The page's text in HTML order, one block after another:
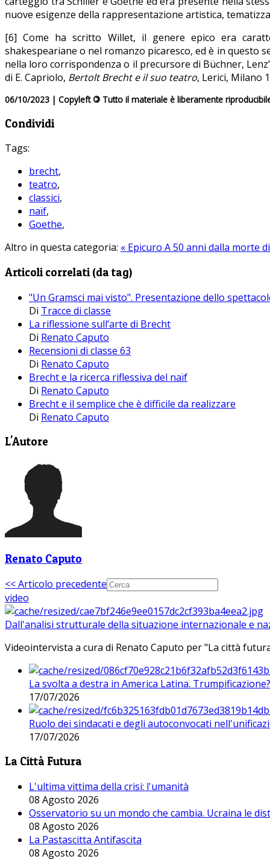
nuove esigenze della rappresentazione artistica,
[6] Come ha scritto Willet, il genere epico era
shakespeariane o nel romanzo picaresco, ed è in questo
nella loro corrispondenza o il precursore di Büchner,
di E. Capriolo, Bertolt Brecht e il suo teatro, Lerici, Milano
06/10/2023 | Copyleft © Tutto il materiale è liberamente
Condividi
Tags:
brecht,
teatro,
classici,
naïf,
Goethe,
Altro in questa categoria: « Epicuro A 50 anni dalla morte
Articoli correlati (da tag)
"Un Gramsci mai visto". Presentazione dello
Di Tracce di classe
La riflessione sull’arte di Brecht
Di Renato Caputo
Recensioni di classe 63
Di Renato Caputo
Brecht e la ricerca riflessiva del naïf
Di Renato Caputo
Brecht e il semplice che è difficile da realizzare
Di Renato Caputo
L'Autore
Renato Caputo
<< Articolo precedente
video
Dall'analisi strutturale della situazione internazionale e
Videointervista a cura di Renato Caputo per "La città
La svolta a destra in America Latina. Trumpificazione?
17/07/2026
Ruolo dei sindacati e degli autoconvocati
17/07/2026
La Città Futura
L'ultima vittima della crisi: l'umanità
08 Agosto 2026
Osservatorio su un mondo che cambia. Ucraina le
08 Agosto 2026
La Pastascitta Antifascita
08 Agosto 2026